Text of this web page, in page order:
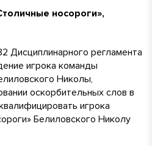
носороги»,
Дисциплинарного регламента
игрока команды
Николы,
оскорбительных слов в
игрока
Белиловского Николу